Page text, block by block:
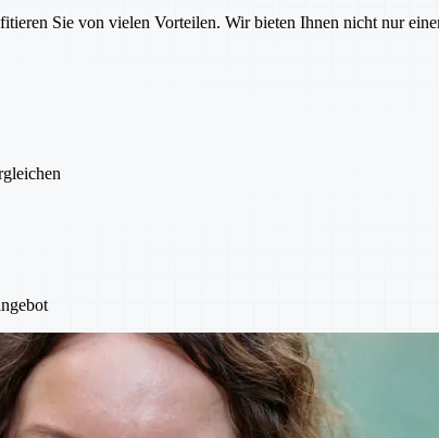
Sie von vielen Vorteilen. Wir bieten Ihnen nicht nur